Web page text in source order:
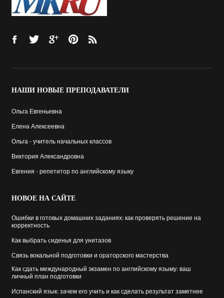
НАШИ НОВЫЕ ПРЕПОДАВАТЕЛИ
Ольга Евгеньевна
Елена Алексеевна
Ольга - учитель начальных классов
Виктория Александровна
Евгения - репетитор по английскому языку
НОВОЕ НА САЙТЕ
Ошибки в готовых домашних заданиях: как проверять решение на
корректность
Как выбрать cиденья для унитазов
Связь вокальной подготовки и ораторского мастерства
Как сдать международный экзамен по английскому языму: ваш
личный план подготовки
Испанский язык: зачем его учить и как сделать результат заметнее